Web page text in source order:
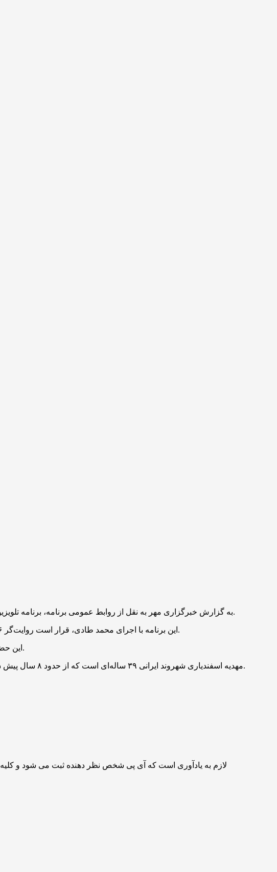
به گزارش خبرگزاری مهر به نقل از روابط عمومی برنامه، برنامه تلویزیونی «نوسان» که از شبکه دوم سیما پخش می‌شود، امشب چهارشنبه ۱۲ شهریور میزبان خواهری از جنس مقاومت خواهد بود.
این برنامه با اجرای محمد طادی، قرار است روایت‌گر ۶ ماه گروگان‌گیری مهدیه اسفندیاری، دختر آزاده ایرانی در فرانسه باشد و با حضور خواهر او به ابعاد مختلف این ماجرا بپردازد.
این حضور در راستای پیگیری وضعیت این بانوی ایرانی و آگاه‌سازی افکار عمومی از شرایط وی در بند پلیس فرانسه صورت می‌گیرد.
مهدیه اسفندیاری شهروند ایرانی ۳۹ ساله‌ای است که از حدود ۸ سال پیش در شهر لیون فرانسه زندگی می‌کرد و در تاریخ ۱۰ اسفند ۱۴۰۳ توسط پلیس فرانسه به اتهام حمایت از تروریسم بازداشت شد.
لازم به یادآوری است که آی پی شخص نظر دهنده ثبت می شود و کلیه